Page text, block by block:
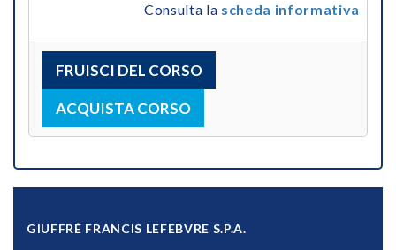
Consulta la scheda informativa
FRUISCI DEL CORSO
ACQUISTA CORSO
GIUFFRÈ FRANCIS LEFEBVRE S.P.A.